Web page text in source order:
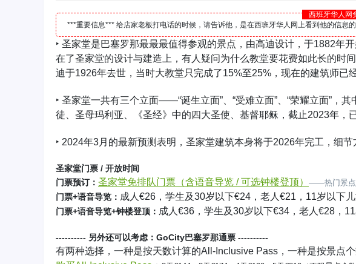
西班牙华人网
***重要信息*** 给店家老板打电话的时候，请告诉他，是在西班牙华人网上看到他的信息的
‣ 圣家堂是巴塞罗那最最最值得参观的景点，由高迪设计，于1882年
在了圣家堂的设计与建造上，有人疑问为什么教堂要花费如此长的时
迪于1926年去世，当时大教堂只完成了15%至25%，现在的建筑师已
‣ 圣家堂一共有三个立面——“诞生立面”、“受难立面”、“荣耀立面”，
徒、圣母玛利亚、《圣经》中的四大圣使、基督耶稣，截止2023年，
‣ 2024年3月的最新预测表明，圣家堂建筑本身将于2026年完工，细节
圣家堂门票 / 开放时间
门票预订： 圣家堂免排队门票（含语音导览 / 可选钟楼登顶） ——热门景点
门票+语音导览： 成人€26，学生及30岁以下€24，老人€21，11岁以下
门票+语音导览+钟楼登顶： 成人€36，学生及30岁以下€34，老人€28，
---------- 另外还可以考虑：GoCity巴塞罗那通票 ----------
有两种选择，一种是按天数计算的All-Inclusive Pass，一种是按景点